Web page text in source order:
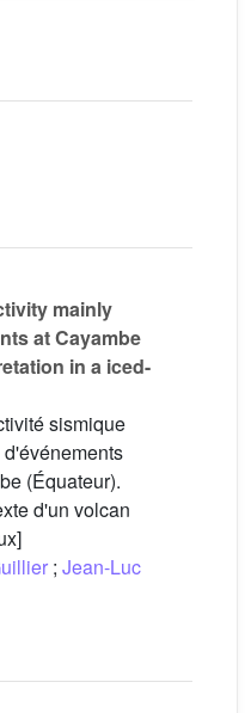
mainly
at Cayambe
in a iced-
sismique
(Équateur).
d'un volcan
; Jean-Luc